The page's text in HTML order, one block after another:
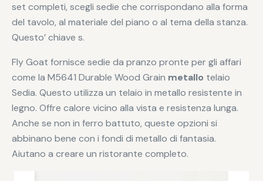
set completi, scegli sedie che corrispondano alla forma
del tavolo, al materiale del piano o al tema della stanza.
Questo’ chiave s.
Fly Goat fornisce sedie da pranzo pronte per gli affari
come la M5641 Durable Wood Grain metallo telaio
Sedia. Questo utilizza un telaio in metallo resistente in
legno. Offre calore vicino alla vista e resistenza lunga.
Anche se non in ferro battuto, queste opzioni si
abbinano bene con i fondi di metallo di fantasia.
Aiutano a creare un ristorante completo.